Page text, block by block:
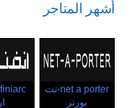
أشهر المتاجر
net a porter-نت
بورتر